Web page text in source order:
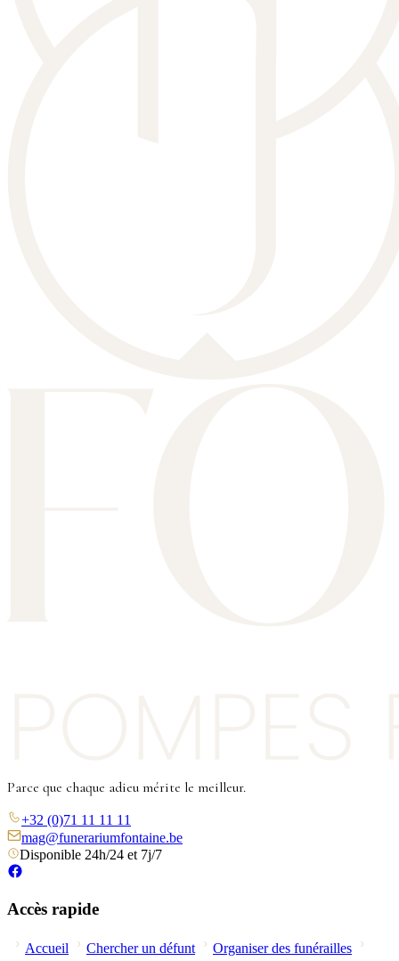
Parce que chaque adieu mérite le meilleur.
+32 (0)71 11 11 11
mag@funerariumfontaine.be
Disponible 24h/24 et 7j/7
Accès rapide
Accueil Chercher un défunt
Organiser des funérailles